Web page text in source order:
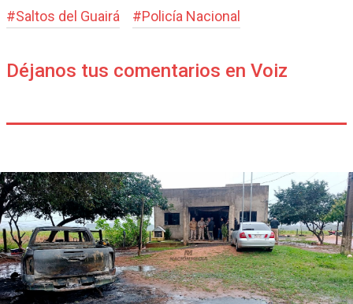
#Saltos del Guairá #Policía Nacional
Déjanos tus comentarios en Voiz